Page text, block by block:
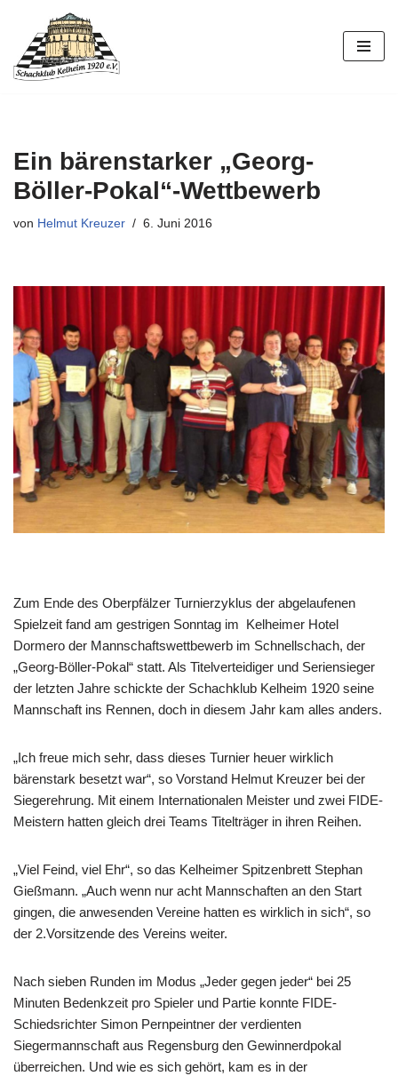
Zum
Inhalt
Ein bärenstarker „Georg-
Böller-Pokal“-Wettbewerb
von Helmut Kreuzer 6. Juni 2016
Zum Ende des Oberpfälzer Turnierzyklus der abgelaufenen
Spielzeit fand am gestrigen Sonntag im Kelheimer Hotel
Dormero der Mannschaftswettbewerb im Schnellschach, der
„Georg-Böller-Pokal“ statt. Als Titelverteidiger und Seriensieger
der letzten Jahre schickte der Schachklub Kelheim 1920 seine
Mannschaft ins Rennen, doch in diesem Jahr kam alles anders.
„Ich freue mich sehr, dass dieses Turnier heuer wirklich
bärenstark besetzt war“, so Vorstand Helmut Kreuzer bei der
Siegerehrung. Mit einem Internationalen Meister und zwei FIDE-
Meistern hatten gleich drei Teams Titelträger in ihren Reihen.
„Viel Feind, viel Ehr“, so das Kelheimer Spitzenbrett Stephan
Gießmann. „Auch wenn nur acht Mannschaften an den Start
gingen, die anwesenden Vereine hatten es wirklich in sich“, so
der 2.Vorsitzende des Vereins weiter.
Nach sieben Runden im Modus „Jeder gegen jeder“ bei 25
Minuten Bedenkzeit pro Spieler und Partie konnte FIDE-
Schiedsrichter Simon Pernpeintner der verdienten
Siegermannschaft aus Regensburg den Gewinnerdpokal
überreichen. Und wie es sich gehört, kam es in der